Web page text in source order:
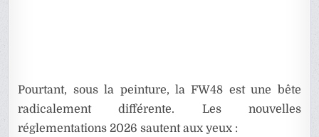
Pourtant, sous la peinture, la FW48 est une bête
radicalement différente. Les nouvelles
réglementations 2026 sautent aux yeux :